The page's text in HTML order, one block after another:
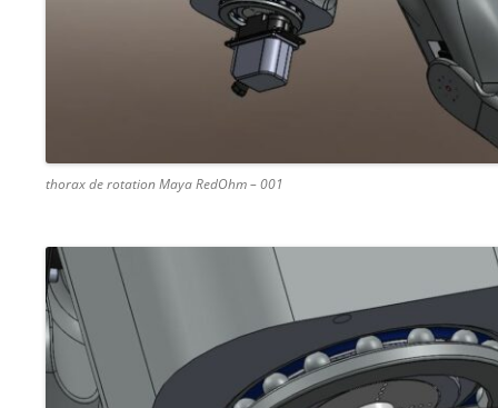
thorax de rotation Maya RedOhm – 001